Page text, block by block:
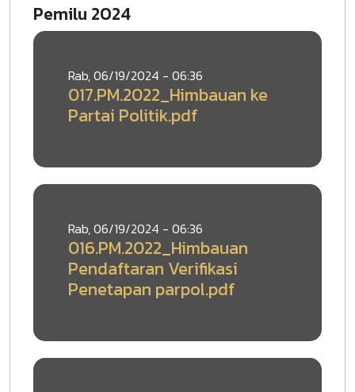
Pemilu 2024
Rab, 06/19/2024 - 06:36
017.PM.2022_Himbauan ke
Partai Politik.pdf
Rab, 06/19/2024 - 06:36
016.PM.2022_Himbauan
Pendaftaran Verifikasi
Penetapan parpol.pdf